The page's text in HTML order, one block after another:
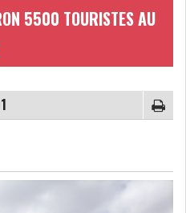
DIVERS
ANALYSE MARCHÉ
5500 TOURISTES AU